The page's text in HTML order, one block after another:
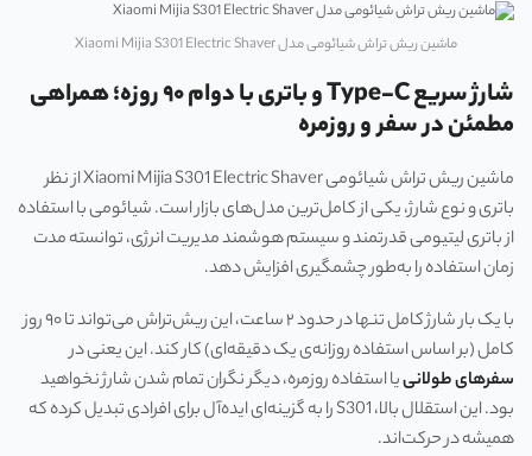
ماشین ریش تراش شیائومی مدل Xiaomi Mijia S301 Electric Shaver
شارژ سریع Type-C و باتری با دوام ۹۰ روزه؛ همراهی
مطمئن در سفر و روزمره
ماشین ریش تراش شیائومی Xiaomi Mijia S301 Electric Shaver از نظر
باتری و نوع شارژ، یکی از کامل‌ترین مدل‌های بازار است. شیائومی با استفاده
از باتری لیتیومی قدرتمند و سیستم هوشمند مدیریت انرژی، توانسته مدت
زمان استفاده را به‌طور چشمگیری افزایش دهد.
با یک بار شارژ کامل تنها در حدود ۲ ساعت، این ریش‌تراش می‌تواند تا ۹۰ روز
کامل (بر اساس استفاده روزانه‌ی یک دقیقه‌ای) کار کند. این یعنی در
سفرهای طولانییا استفاده روزمره، دیگر نگران تمام شدن شارژ نخواهید
بود. این استقلال بالا، S301 را به گزینه‌ای ایده‌آل برای افرادی تبدیل کرده که
همیشه در حرکت‌اند.